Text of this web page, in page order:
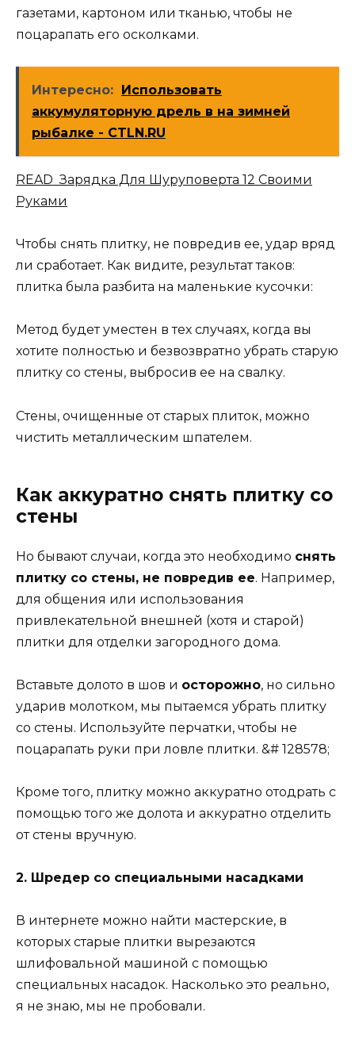
газетами, картоном или тканью, чтобы не
поцарапать его осколками.
Интересно: Использовать
аккумуляторную дрель в на зимней
рыбалке - CTLN.RU
READ Зарядка Для Шуруповерта 12 Своими
Руками
Чтобы снять плитку, не повредив ее, удар вряд
ли сработает. Как видите, результат таков:
плитка была разбита на маленькие кусочки:
Метод будет уместен в тех случаях, когда вы
хотите полностью и безвозвратно убрать старую
плитку со стены, выбросив ее на свалку.
Стены, очищенные от старых плиток, можно
чистить металлическим шпателем.
Как аккуратно снять плитку со
стены
Но бывают случаи, когда это необходимо снять
плитку со стены, не повредив ее. Например,
для общения или использования
привлекательной внешней (хотя и старой)
плитки для отделки загородного дома.
Вставьте долото в шов и осторожно, но сильно
ударив молотком, мы пытаемся убрать плитку
со стены. Используйте перчатки, чтобы не
поцарапать руки при ловле плитки. &# 128578;
Кроме того, плитку можно аккуратно отодрать с
помощью того же долота и аккуратно отделить
от стены вручную.
2. Шредер со специальными насадками
В интернете можно найти мастерские, в
которых старые плитки вырезаются
шлифовальной машиной с помощью
специальных насадок. Насколько это реально,
я не знаю, мы не пробовали.